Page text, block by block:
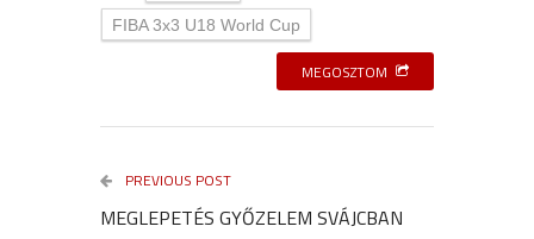
FIBA 3x3 U18 World Cup
MEGOSZTOM
PREVIOUS POST
MEGLEPETÉS GYŐZELEM SVÁJCBAN